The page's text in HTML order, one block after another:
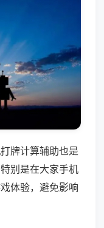
牌计算辅助也是
别是在大家手机
体验，避免影响